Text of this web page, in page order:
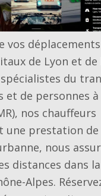
vos
de Lyon et de
du
et de personnes
nos chauffeurs
une prestation de
nous
distances dans
Alpes.